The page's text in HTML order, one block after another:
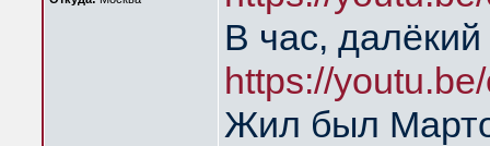
В час, далёкий
https://
Жил был